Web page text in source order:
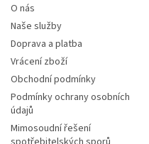
O nás
Naše služby
Doprava a platba
Vrácení zboží
Obchodní podmínky
Podmínky ochrany osobních
údajů
Mimosoudní řešení